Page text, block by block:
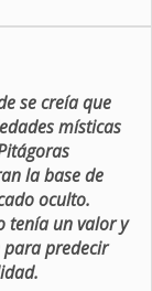
se creía que
místicas
la base de
oculto.
tenía un valor y
predecir